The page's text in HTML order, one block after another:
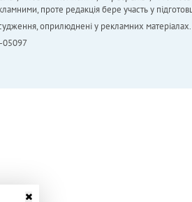
проте редакція бере участь у
оприлюднені у рекламних
05097